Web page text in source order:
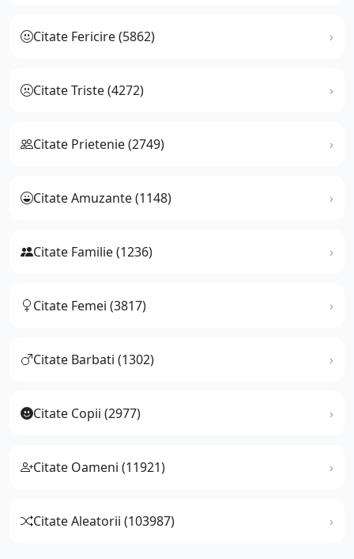
Citate Fericire (5862)
Citate Triste (4272)
Citate Prietenie (2749)
Citate Amuzante (1148)
Citate Familie (1236)
Citate Femei (3817)
Citate Barbati (1302)
Citate Copii (2977)
Citate Oameni (11921)
Citate Aleatorii (103987)